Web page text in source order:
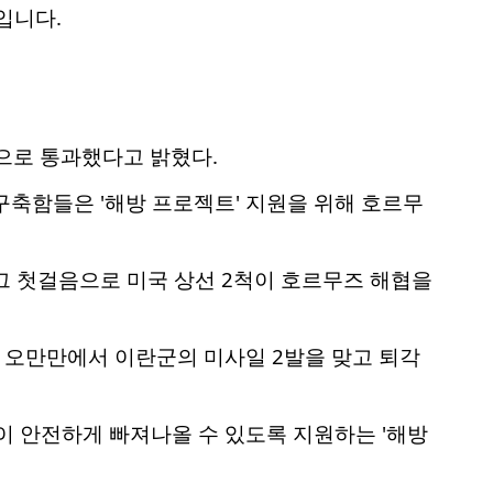
니다.
로 통과했다고 밝혔다.
함들은 '해방 프로젝트' 지원을 위해 호르무
첫걸음으로 미국 상선 2척이 호르무즈 해협을
만만에서 이란군의 미사일 2발을 맞고 퇴각
안전하게 빠져나올 수 있도록 지원하는 '해방